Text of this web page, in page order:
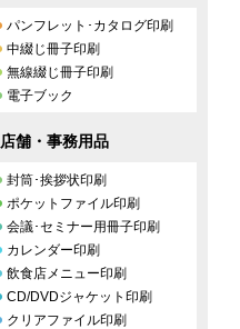
パンフレット･カタログ印刷
中綴じ冊子印刷
無線綴じ冊子印刷
電子ブック
店舗・事務用品
封筒･挨拶状印刷
ポケットファイル印刷
会議･セミナー用冊子印刷
カレンダー印刷
飲食店メニュー印刷
CD/DVDジャケット印刷
クリアファイル印刷